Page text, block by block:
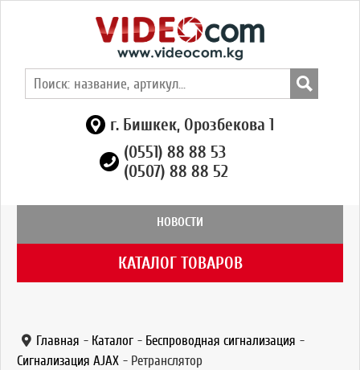
г. Бишкек, Орозбекова 1
(0551) 88 88 53
(0507) 88 88 52
НОВОСТИ
КАТАЛОГ ТОВАРОВ
Главная - Каталог - Беспроводная сигнализация -
Сигнализация AJAX - Ретранслятор